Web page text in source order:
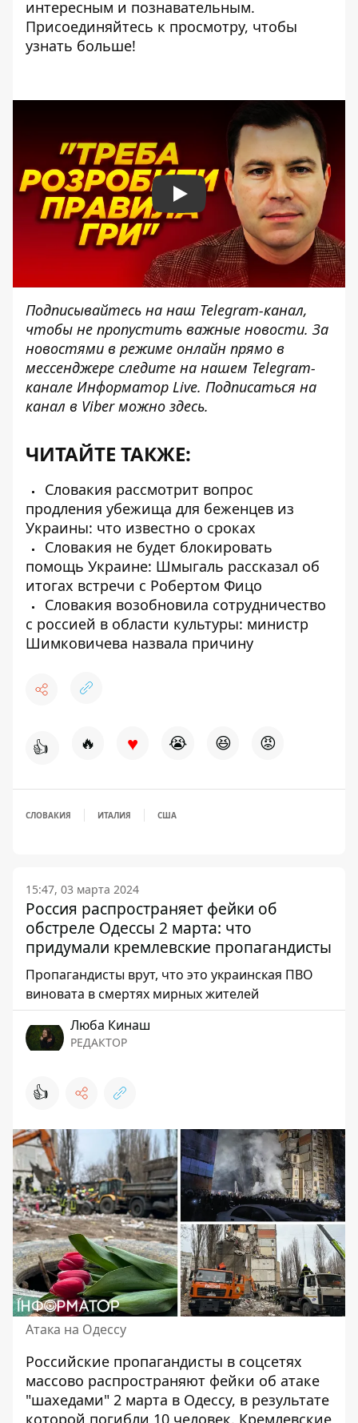
интересным и познавательным.
Присоединяйтесь к просмотру, чтобы
узнать больше!
Play
Подписывайтесь на наш Telegram-канал,
чтобы не пропустить важные новости. За
новостями в режиме онлайн прямо в
мессенджере следите на нашем Telegram-
канале Информатор Live. Подписаться на
канал в Viber можно здесь.
ЧИТАЙТЕ ТАКЖЕ:
Словакия рассмотрит вопрос
продления убежища для беженцев из
Украины: что известно о сроках
Словакия не будет блокировать
помощь Украине: Шмыгаль рассказал об
итогах встречи с Робертом Фицо
Словакия возобновила сотрудничество
с россией в области культуры: министр
Шимковичева назвала причину
👍 🔥 ♥ 😭 😆 😡
СЛОВАКИЯ ИТАЛИЯ США
15:47, 03 марта 2024
Россия распространяет фейки об
обстреле Одессы 2 марта: что
придумали кремлевские пропагандисты
Пропагандисты врут, что это украинская ПВО
виновата в смертях мирных жителей
Люба Кинаш
РЕДАКТОР
👍
Атака на Одессу
Российские пропагандисты в соцсетях
массово распространяют фейки об атаке
"шахедами" 2 марта в Одессу, в результате
которой погибли 10 человек. Кремлевские